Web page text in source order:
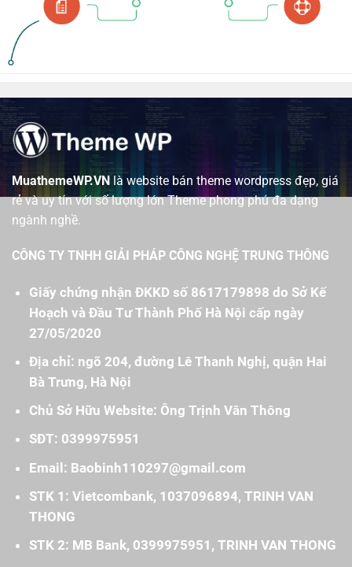
MuathemeWP.VNlà website bán theme wordpress đẹp, giá
rẻ và uy tín với số lượng lớn Theme phong phú đa dạng
ngành nghề.
CÔNG TY TNHH GIẢI PHÁP CÔNG NGHỆ TRUNG THÔNG
Giấy chứng nhận ĐKKD số 8617179898 do Sở Kế
Hoạch và Đầu Tư Thành Phố Hà Nội cấp ngày
27/05/2020
Địa chỉ: ngõ 204, đường Lê Thanh Nghị, quận Hai
Bà Trưng, Hà Nội
Chủ Sở Hữu Website: Ông Trịnh Văn Thông
SĐT: 0399975951
Email: Baobinh110297@gmail.com
STK 1: Vietcombank, 1037096894, TRINH VAN
THONG
STK 2: MB Bank, 0399975951, TRINH VAN THONG